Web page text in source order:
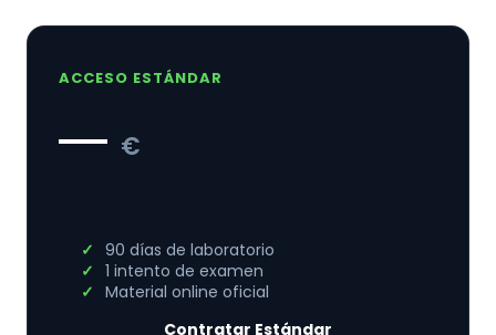
ACCESO ESTÁNDAR
— €
90 días de laboratorio
1 intento de examen
Material online oficial
Contratar Estándar